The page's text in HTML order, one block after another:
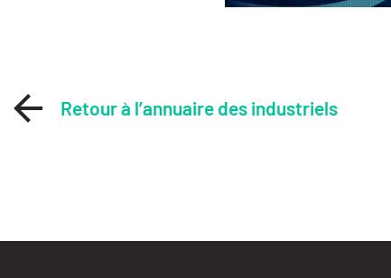
Retour à l’annuaire des industriels